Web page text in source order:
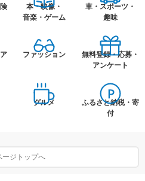
本・映像・
音楽・ゲーム
車・スポーツ・
趣味
ファッション
無料登録・応募・
アンケート
グルメ
ふるさと納税・寄
付
ージトップへ